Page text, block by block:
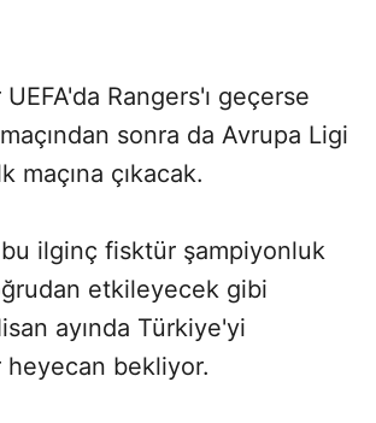
Rangers'ı geçerse
sonra da Avrupa Ligi
maçına çıkacak.
bu ilginç fisktür şampiyonluk
etkileyecek gibi
ayında Türkiye'yi
heyecan bekliyor.